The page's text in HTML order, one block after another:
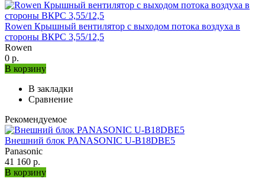
Rowen Крышный вентилятор с выходом потока воздуха в
стороны ВКРС 3,55/12,5
Rowen
0 р.
В корзину
В закладки
Сравнение
Рекомендуемое
Внешний блок PANASONIC U-B18DBE5
Panasonic
41 160 р.
В корзину